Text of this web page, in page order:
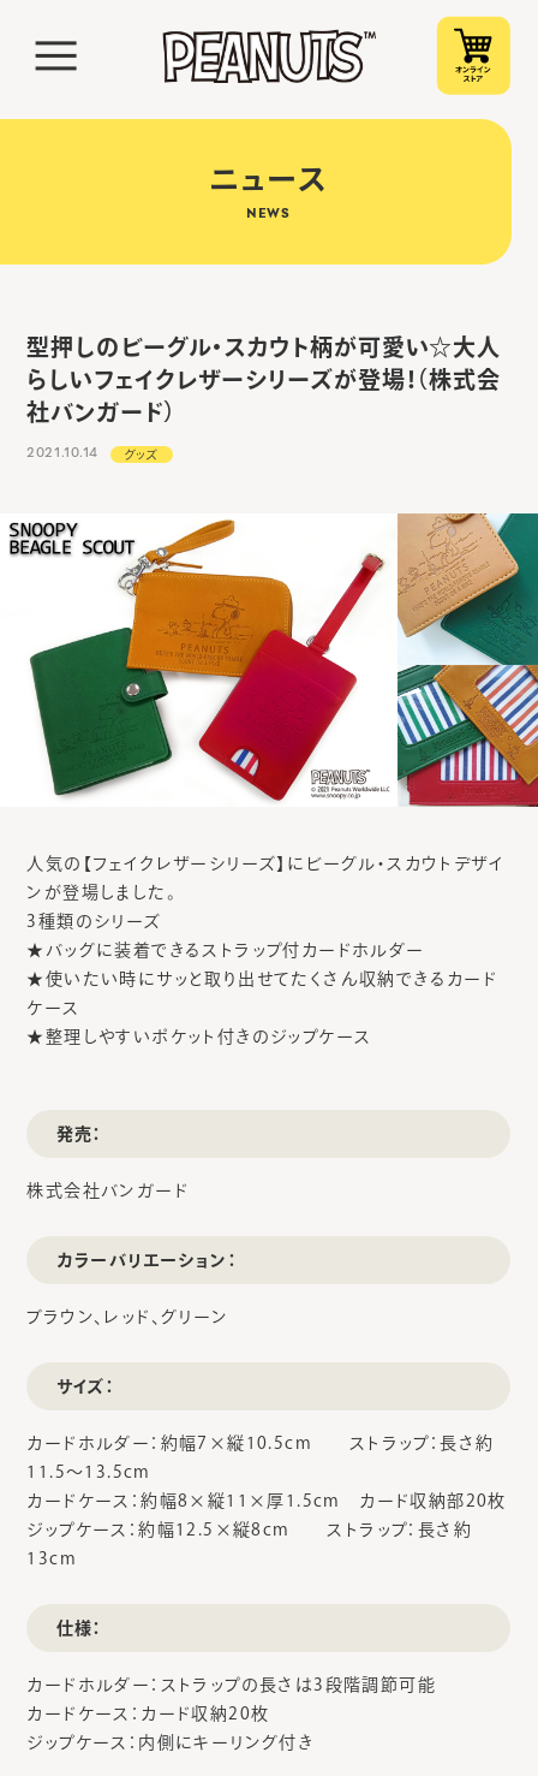
ニュース
NEWS
型押しのビーグル・スカウト柄が可愛い☆大人
らしいフェイクレザーシリーズが登場！（株式会
社バンガード）
2021.10.14 グッズ
人気の【フェイクレザーシリーズ】にビーグル・スカウトデザイ
ンが登場しました。
3種類のシリーズ
★バッグに装着できるストラップ付カードホルダー
★使いたい時にサッと取り出せてたくさん収納できるカード
ケース
★整理しやすいポケット付きのジップケース
発売：
株式会社バンガード
カラーバリエーション：
ブラウン、レッド、グリーン
サイズ：
カードホルダー：約幅7×縦10.5cm ストラップ：長さ約
11.5～13.5cm
カードケース：約幅8×縦11×厚1.5cm カード収納部20枚
ジップケース：約幅12.5×縦8cm ストラップ：長さ約
13cm
仕様：
カードホルダー：ストラップの長さは3段階調節可能
カードケース：カード収納20枚
ジップケース：内側にキーリング付き